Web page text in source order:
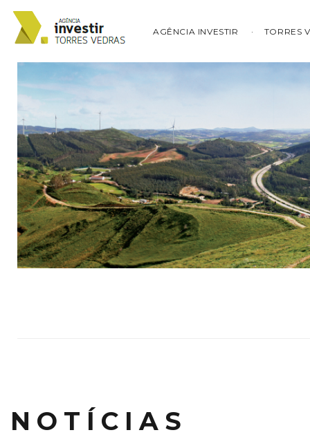
AGÊNCIA INVESTIR TORRES
NOTÍCIAS